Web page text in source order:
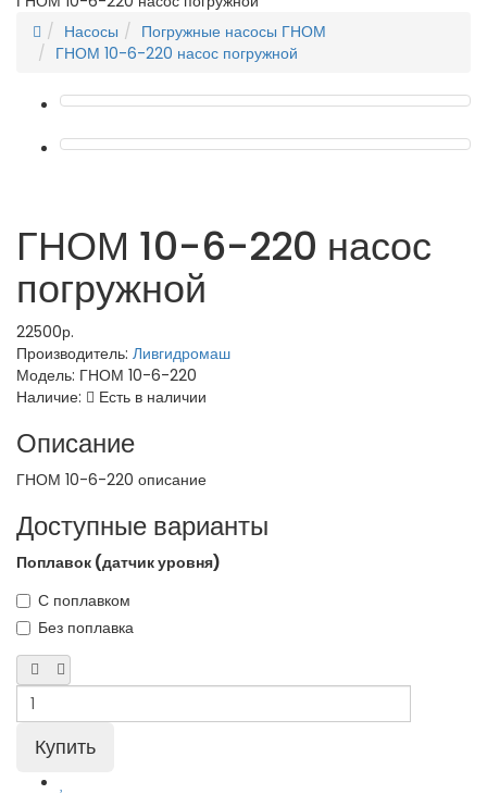
Насосы
Погружные насосы ГНОМ
ГНОМ 10-6-220 насос погружной
ГНОМ 10-6-220 насос
погружной
22500р.
Производитель: Ливгидромаш
Модель: ГНОМ 10-6-220
Наличие:
Есть в наличии
Описание
ГНОМ 10-6-220 описание
Доступные варианты
Поплавок (датчик уровня)
С поплавком
Без поплавка